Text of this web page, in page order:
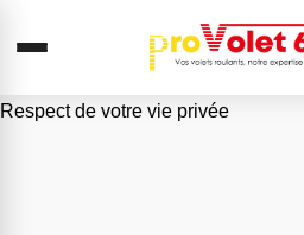
Respect de votre vie privée